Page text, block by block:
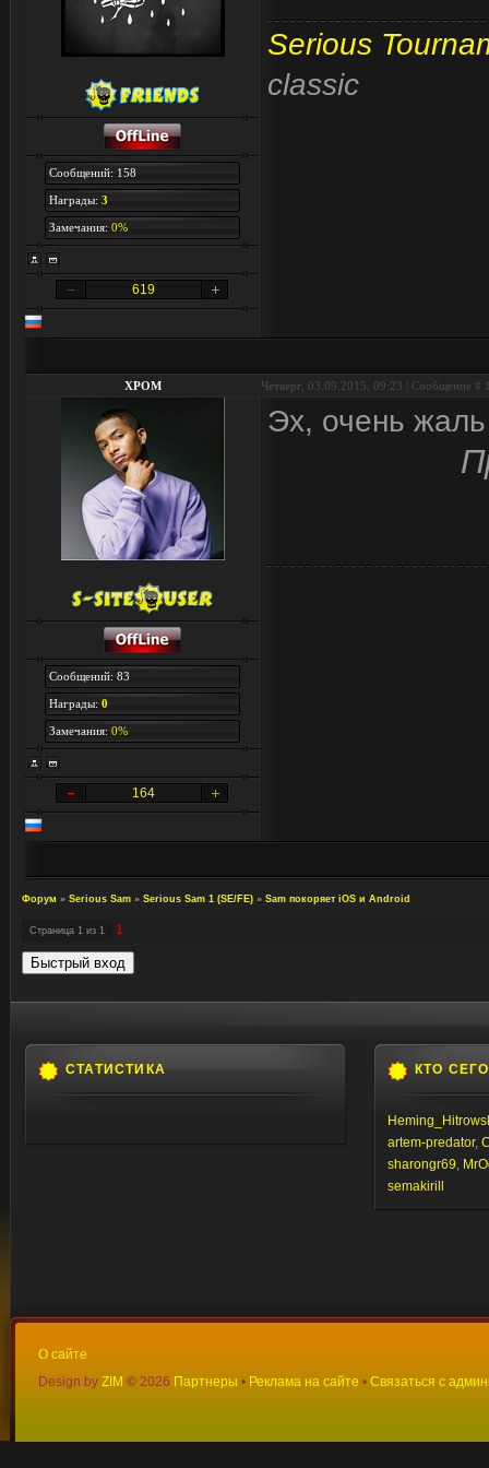
Сообщений: 158
Награды: 3
Замечания: 0%
619
Serious
classic
XPOM Четверг, 03.09.2015, 09:23 | Сообщение #
Сообщений: 83
Награды: 0
Замечания: 0%
164
Эх, очень
Форум » Serious Sam » Serious Sam 1 (SE/FE) » Sam покоряет iOS и Android
Страница 1 из 1 1
СТАТИСТИКА КТО
artem-predator,
sharongr69,
semakirill
О сайте
Design by ZIM © 2026 Партнеры • Реклама на сайте • Связаться с